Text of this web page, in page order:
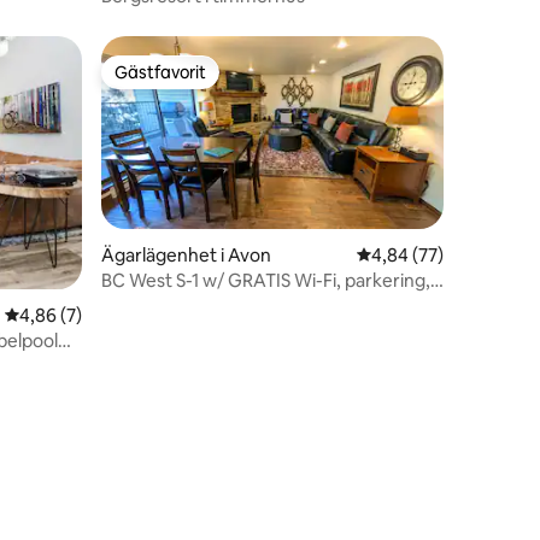
4,86 av 5 i genomsnittligt betyg, 7 omdömen
4,86 (7)
Gästfavorit
Gästfavorit
Ägarlägenhet i Avon 4,84 av 5 i
4,84 (77)
BC West S-1 w/ GRATIS Wi-Fi, parkering,